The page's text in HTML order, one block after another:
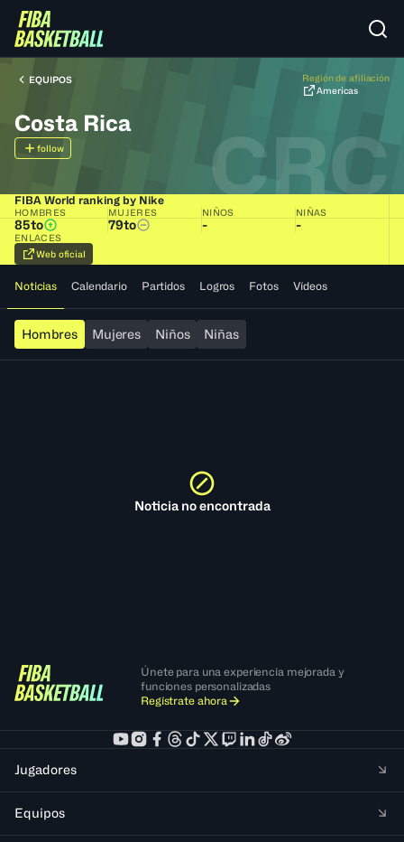
EQUIPOS
Costa Rica
follow
Región de afiliación
Americas
CRC
FIBA World ranking by Nike
HOMBRES
85to
MUJERES
79to
NIÑOS
-
NIÑAS
-
ENLACES
Web oficial
Noticias Calendario Partidos Logros Fotos Vídeos
Hombres Mujeres Niños Niñas
Noticia no encontrada
Únete para una experiencia mejorada y
funciones personalizadas
Regístrate ahora
Jugadores
Equipos